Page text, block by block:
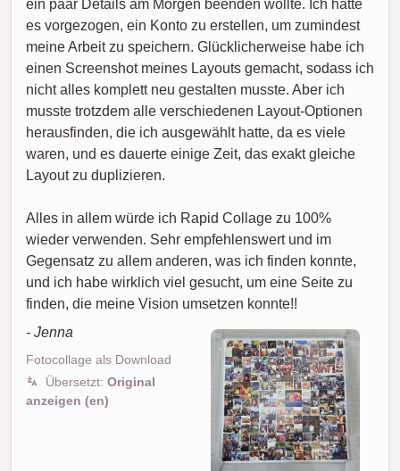
ein paar Details am Morgen beenden wollte. Ich hätte
es vorgezogen, ein Konto zu erstellen, um zumindest
meine Arbeit zu speichern. Glücklicherweise habe ich
einen Screenshot meines Layouts gemacht, sodass ich
nicht alles komplett neu gestalten musste. Aber ich
musste trotzdem alle verschiedenen Layout-Optionen
herausfinden, die ich ausgewählt hatte, da es viele
waren, und es dauerte einige Zeit, das exakt gleiche
Layout zu duplizieren.
Alles in allem würde ich Rapid Collage zu 100%
wieder verwenden. Sehr empfehlenswert und im
Gegensatz zu allem anderen, was ich finden konnte,
und ich habe wirklich viel gesucht, um eine Seite zu
finden, die meine Vision umsetzen konnte!!
- Jenna
Fotocollage als Download
Übersetzt: Original
anzeigen (en)